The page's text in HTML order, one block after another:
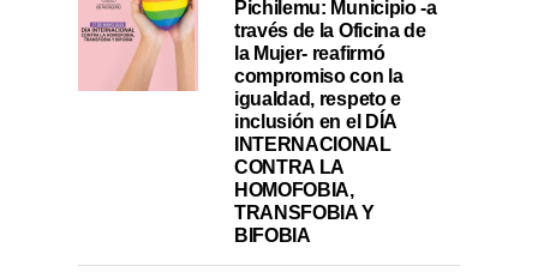
Pichilemu: Municipio -a
través de la Oficina de
la Mujer- reafirmó
compromiso con la
igualdad, respeto e
inclusión en el DÍA
INTERNACIONAL
CONTRA LA
HOMOFOBIA,
TRANSFOBIA Y
BIFOBIA